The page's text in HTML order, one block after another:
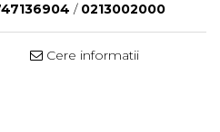
/ 0213002000
Cere informatii